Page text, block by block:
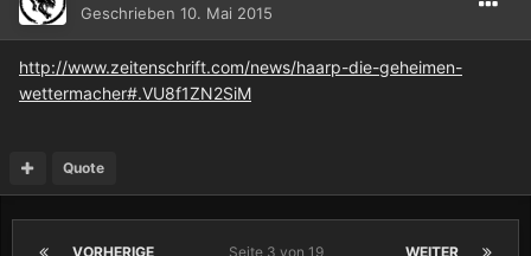
Geschrieben 10. Mai 2015
http://www.zeitenschrift.com/news/haarp-die-geheimen-
wettermacher#.VU8f1ZN2SiM
Quote
VORHERIGE WEITER
Seite 3 von 19